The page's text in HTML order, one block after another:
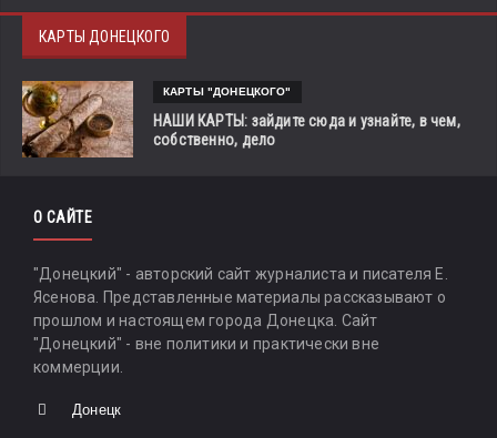
КАРТЫ ДОНЕЦКОГО
КАРТЫ "ДОНЕЦКОГО"
НАШИ КАРТЫ: зайдите сюда и узнайте, в чем,
собственно, дело
О САЙТЕ
"Донецкий" - авторский сайт журналиста и писателя Е.
Ясенова. Представленные материалы рассказывают о
прошлом и настоящем города Донецка. Сайт
"Донецкий" - вне политики и практически вне
коммерции.
Донецк